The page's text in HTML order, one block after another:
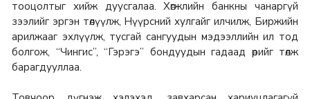
тооцолтыг хийж дуусгалаа. Хөгжлийн банкны чанаргүй
зээлийг эргэн төлүүлж, Нүүрсний хулгайг илчилж, Биржийн
арилжааг эхлүүлж, тусгай сангуудын мэдээллийн ил тод
болгож, “Чингис”, “Гэрэгэ” бондуудын гадаад өрийг төлж
барагдууллаа.